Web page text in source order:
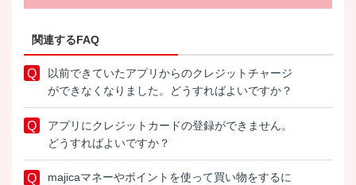
関連するFAQ
以前できていたアプリからのクレジットチャージ
ができなくなりました。どうすればよいですか？
アプリにクレジットカードの登録ができません。
どうすればよいですか？
majicaマネーやポイントを使って買い物をするに